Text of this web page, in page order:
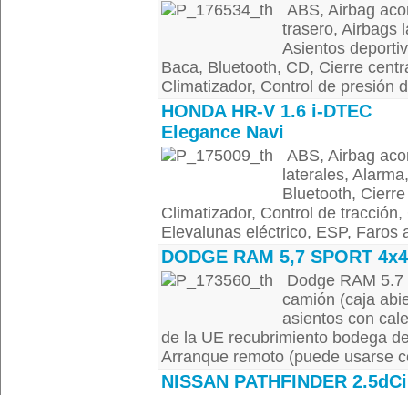
ABS, Airbag
trasero, Airbags
Asientos
Baca, Bluetooth, CD, Cierre
Climatizador, Control de presión
HONDA HR-V 1.6 i-DTEC
Elegance Navi
ABS, Airbag
laterales,
Bluetooth,
Climatizador, Control de
Elevalunas eléctrico, ESP, Faros
DODGE RAM 5,7 SPORT 4x4
Dodge RAM
camión (caja
asientos con
de la UE recubrimiento bodega
Arranque remoto (puede usarse
NISSAN PATHFINDER